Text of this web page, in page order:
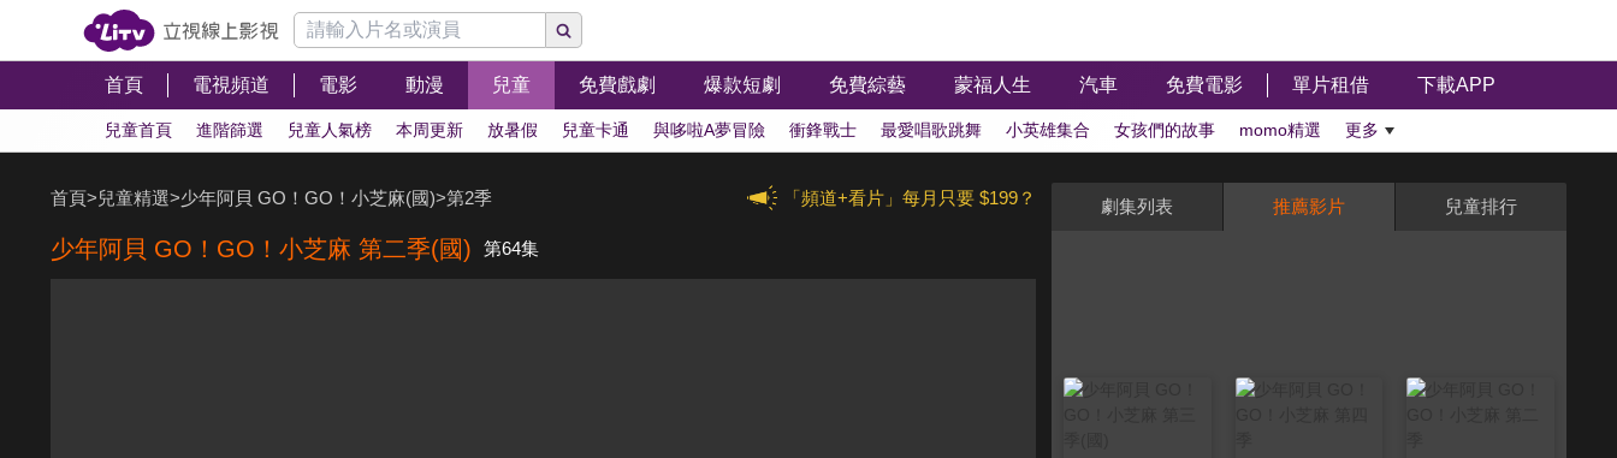
首頁 電視頻道 電影 動漫 兒童 免費戲劇 爆款短劇 免費綜藝 蒙福人生 汽車 免費電影 單片租借 下載APP
兒童首頁 進階篩選 兒童人氣榜 本周更新 放暑假 兒童卡通 與哆啦A夢冒險 衝鋒戰士 最愛唱歌跳舞 小英雄集合 女孩們的故事 momo精選 更多
「頻道+看片」每月只要 $199？
首頁>兒童精選>少年阿貝 GO！GO！小芝麻(國)>第2季
少年阿貝 GO！GO！小芝麻 第二季(國) 第64集
劇集列表 推薦影片 兒童排行